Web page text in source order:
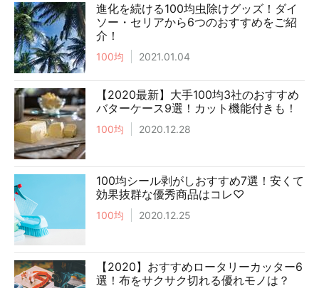
進化を続ける100均虫除けグッズ！ダイ
ソー・セリアから6つのおすすめをご紹
介！
100均 2021.01.04
【2020最新】大手100均3社のおすすめ
バターケース9選！カット機能付きも！
100均 2020.12.28
100均シール剥がしおすすめ7選！安くて
効果抜群な優秀商品はコレ♡
100均 2020.12.25
【2020】おすすめロータリーカッター6
選！布をサクサク切れる優れモノは？